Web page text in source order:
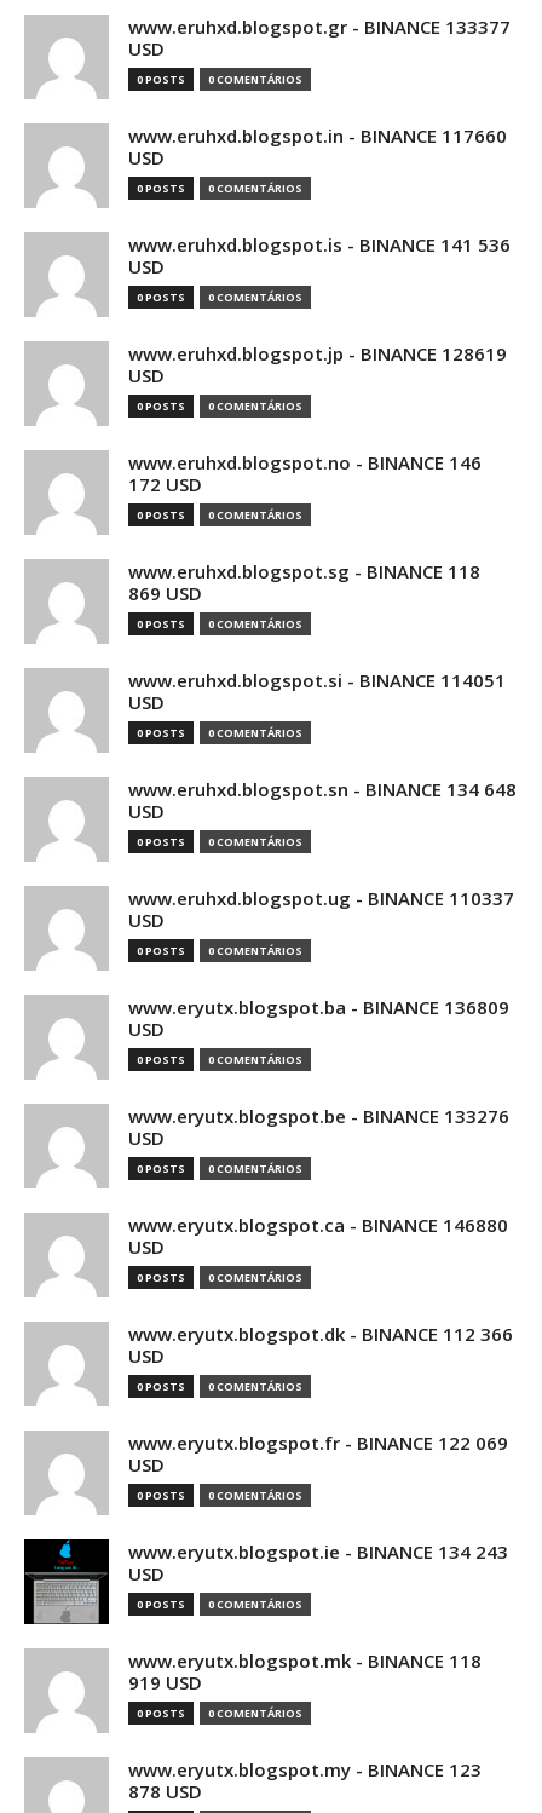
www.eruhxd.blogspot.gr - BINANCE 133377
USD
0 POSTS 0 COMENTÁRIOS
www.eruhxd.blogspot.in - BINANCE 117660
USD
0 POSTS 0 COMENTÁRIOS
www.eruhxd.blogspot.is - BINANCE 141 536
USD
0 POSTS 0 COMENTÁRIOS
www.eruhxd.blogspot.jp - BINANCE 128619
USD
0 POSTS 0 COMENTÁRIOS
www.eruhxd.blogspot.no - BINANCE 146
172 USD
0 POSTS 0 COMENTÁRIOS
www.eruhxd.blogspot.sg - BINANCE 118
869 USD
0 POSTS 0 COMENTÁRIOS
www.eruhxd.blogspot.si - BINANCE 114051
USD
0 POSTS 0 COMENTÁRIOS
www.eruhxd.blogspot.sn - BINANCE 134 648
USD
0 POSTS 0 COMENTÁRIOS
www.eruhxd.blogspot.ug - BINANCE 110337
USD
0 POSTS 0 COMENTÁRIOS
www.eryutx.blogspot.ba - BINANCE 136809
USD
0 POSTS 0 COMENTÁRIOS
www.eryutx.blogspot.be - BINANCE 133276
USD
0 POSTS 0 COMENTÁRIOS
www.eryutx.blogspot.ca - BINANCE 146880
USD
0 POSTS 0 COMENTÁRIOS
www.eryutx.blogspot.dk - BINANCE 112 366
USD
0 POSTS 0 COMENTÁRIOS
www.eryutx.blogspot.fr - BINANCE 122 069
USD
0 POSTS 0 COMENTÁRIOS
www.eryutx.blogspot.ie - BINANCE 134 243
USD
0 POSTS 0 COMENTÁRIOS
www.eryutx.blogspot.mk - BINANCE 118
919 USD
0 POSTS 0 COMENTÁRIOS
www.eryutx.blogspot.my - BINANCE 123
878 USD